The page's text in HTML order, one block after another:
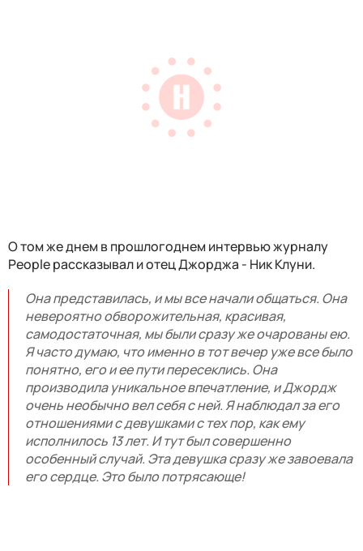
О том же днем в прошлогоднем интервью журналу
People рассказывал и отец Джорджа - Ник Клуни.
Она представилась, и мы все начали общаться. Она
невероятно обворожительная, красивая,
самодостаточная, мы были сразу же очарованы ею.
Я часто думаю, что именно в тот вечер уже все было
понятно, его и ее пути пересеклись. Она
производила уникальное впечатление, и Джордж
очень необычно вел себя с ней. Я наблюдал за его
отношениями с девушками с тех пор, как ему
исполнилось 13 лет. И тут был совершенно
особенный случай. Эта девушка сразу же завоевала
его сердце. Это было потрясающе!